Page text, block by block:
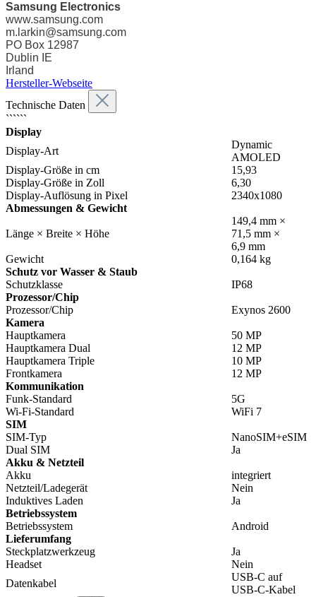
Samsung Electronics
www.samsung.com
m.larkin@samsung.com
PO Box 12987
Dublin IE
Irland
Hersteller-Webseite
Technische Daten
``````
Display
Display-Art
Dynamic
AMOLED
Display-Größe in cm
15,93
Display-Größe in Zoll
6,30
Display-Auflösung in Pixel
2340x1080
Abmessungen & Gewicht
Länge × Breite × Höhe
149,4 mm ×
71,5 mm ×
6,9 mm
Gewicht
0,164 kg
Schutz vor Wasser & Staub
Schutzklasse
IP68
Prozessor/Chip
Prozessor/Chip
Exynos 2600
Kamera
Hauptkamera
50 MP
Hauptkamera Dual
12 MP
Hauptkamera Triple
10 MP
Frontkamera
12 MP
Kommunikation
Funk-Standard
5G
Wi-Fi-Standard
WiFi 7
SIM
SIM-Typ
NanoSIM+eSIM
Dual SIM
Ja
Akku & Netzteil
Akku
integriert
Netzteil/Ladegerät
Nein
Induktives Laden
Ja
Betriebssystem
Betriebssystem
Android
Lieferumfang
Steckplatzwerkzeug
Ja
Headset
Nein
Datenkabel
USB-C auf
USB-C-Kabel